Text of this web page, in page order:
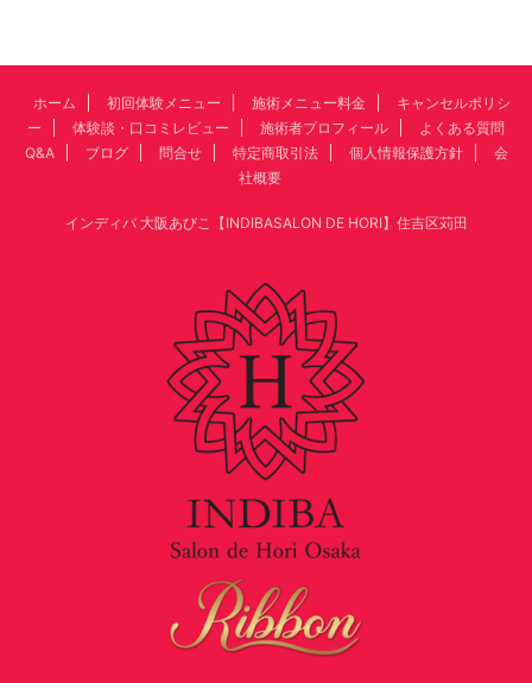
ホーム 初回体験メニュー 施術メニュー料金
キャンセルポリシ
ー
体験談・口コミレビュー 施術者プロフィール
よくある質問
Q&A
ブログ 問合せ 特定商取引法 個人情報保護方針
会
社概要
インディバ 大阪あびこ【INDIBASALON DE HORI】住吉区苅田